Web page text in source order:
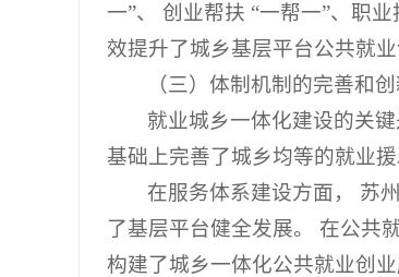
一”、 创业帮扶 “一帮一”、职
效提升了城乡基层平台公共就
（三）体制机制的完善和
就业城乡一体化建设的关
基础上完善了城乡均等的就业
在服务体系建设方面， 苏
了基层平台健全发展。 在公共
构建了城乡一体化公共就业创业